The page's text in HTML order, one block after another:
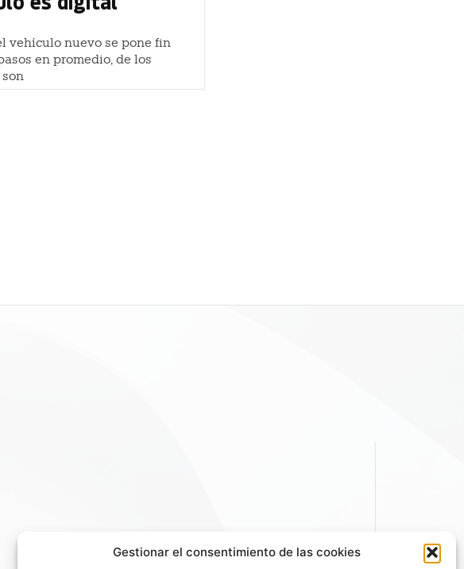
Gestionar el consentimiento de las cookies
vehículo nuevo se pone fin
en promedio, de los
son